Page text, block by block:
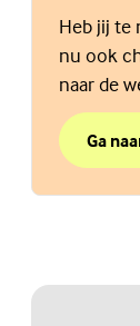
Heb jij te
nu ook
naar de
Ga
over